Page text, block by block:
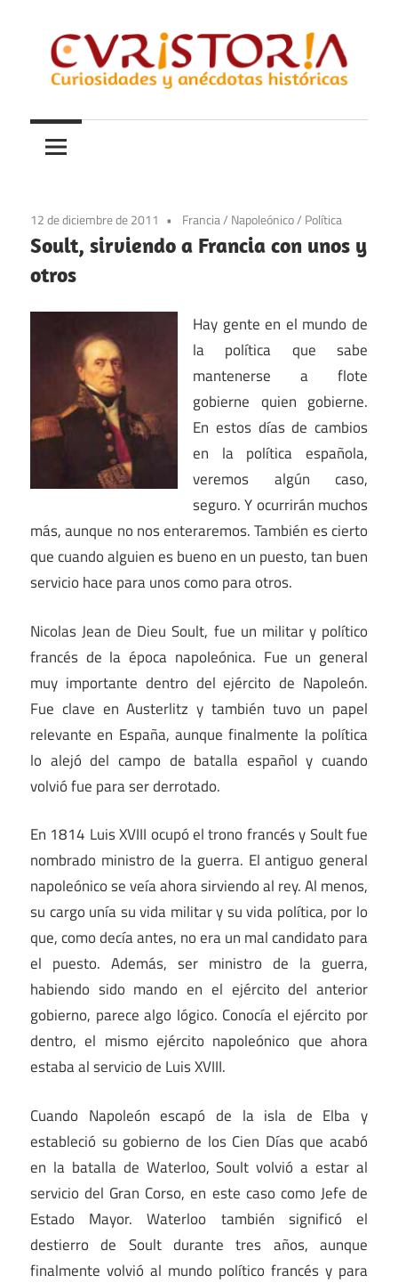
contenido
Curistoria
y
anécdotas
historia
12 de diciembre de 2011 Francia/ Napoleónico/ Política
Soult, sirviendo a Francia con unos y
otros
Hay gente en el mundo de
la política que sabe
mantenerse a flote
gobierne quien gobierne.
En estos días de cambios
en la política española,
veremos algún caso,
seguro. Y ocurrirán muchos
más, aunque no nos enteraremos. También es cierto
que cuando alguien es bueno en un puesto, tan buen
servicio hace para unos como para otros.
Nicolas Jean de Dieu Soult, fue un militar y político
francés de la época napoleónica. Fue un general
muy importante dentro del ejército de Napoleón.
Fue clave en Austerlitz y también tuvo un papel
relevante en España, aunque finalmente la política
lo alejó del campo de batalla español y cuando
volvió fue para ser derrotado.
En 1814 Luis XVIII ocupó el trono francés y Soult fue
nombrado ministro de la guerra. El antiguo general
napoleónico se veía ahora sirviendo al rey. Al menos,
su cargo unía su vida militar y su vida política, por lo
que, como decía antes, no era un mal candidato para
el puesto. Además, ser ministro de la guerra,
habiendo sido mando en el ejército del anterior
gobierno, parece algo lógico. Conocía el ejército por
dentro, el mismo ejército napoleónico que ahora
estaba al servicio de Luis XVIII.
Cuando Napoleón escapó de la isla de Elba y
estableció su gobierno de los Cien Días que acabó
en la batalla de Waterloo, Soult volvió a estar al
servicio del Gran Corso, en este caso como Jefe de
Estado Mayor. Waterloo también significó el
destierro de Soult durante tres años, aunque
finalmente volvió al mundo político francés y para